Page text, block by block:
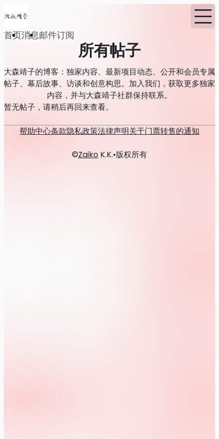
首页消息邮件订阅
所有帖子
大森靖子的博客：独家内容、最新项目动态、公开和会员专属
帖子、幕后故事、访谈和创意构思。加入我们，获取更多独家
内容，并与大森靖子社群保持联系。
暂无帖子，请稍后再回来查看。
帮助中心条款隐私政策法律声明关于门票转售的通知
©Zaiko K.K.•版权所有